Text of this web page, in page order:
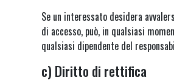
Se un interessato desidera
di accesso, può, in qualsiasi
qualsiasi dipendente del
c) Diritto di rettifica